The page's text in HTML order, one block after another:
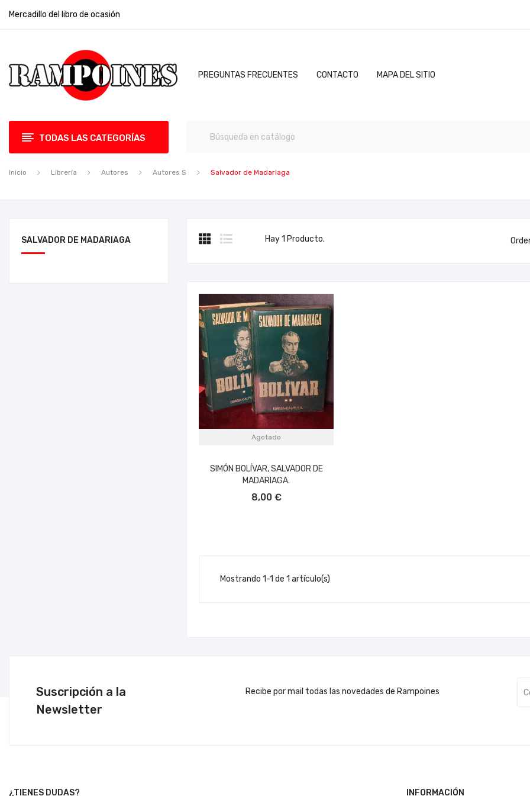
Mercadillo del libro de ocasión
PREGUNTAS FRECUENTES CONTACTO MAPA DEL SITIO
TODAS LAS CATEGORÍAS
Inicio Librería Autores Autores S Salvador de Madariaga
SALVADOR DE MADARIAGA Hay 1 Producto.
Agotado
SIMÓN BOLÍVAR, SALVADOR DE
MADARIAGA.
8,00 €
Mostrando 1-1 de 1 artículo(s)
Suscripción a la
Newsletter
Recibe por mail todas las novedades de Rampoines
¿TIENES DUDAS? INFORMACIÓN